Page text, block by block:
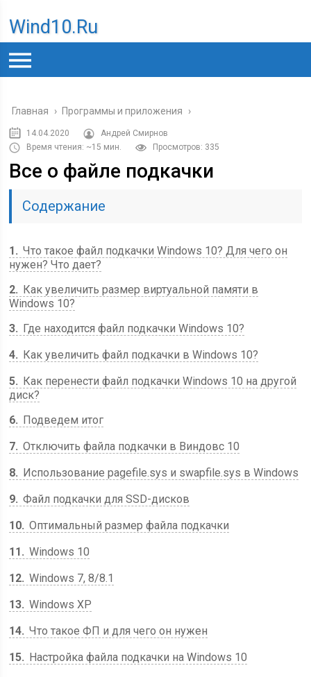
Wind10.ru
Главная › Программы и приложения ›
14.04.2020
Андрей Смирнов
Время чтения: ~15 мин.
Просмотров: 335
Все о файле подкачки
Содержание
1
Что такое файл подкачки Windows 10? Для чего он
нужен? Что дает?
2
Как увеличить размер виртуальной памяти в
Windows 10?
3
Где находится файл подкачки Windows 10?
4
Как увеличить файл подкачки в Windows 10?
5
Как перенести файл подкачки Windows 10 на другой
диск?
6
Подведем итог
7 Отключить файла подкачки в Виндовс 10
8
Использование pagefile.sys и swapfile.sys в Windows
9 Файл подкачки для SSD-дисков
10 Оптимальный размер файла подкачки
11
Windows 10
12 Windows 7, 8/8.1
13 Windows XP
14 Что такое ФП и для чего он нужен
15
Настройка файла подкачки на Windows 10